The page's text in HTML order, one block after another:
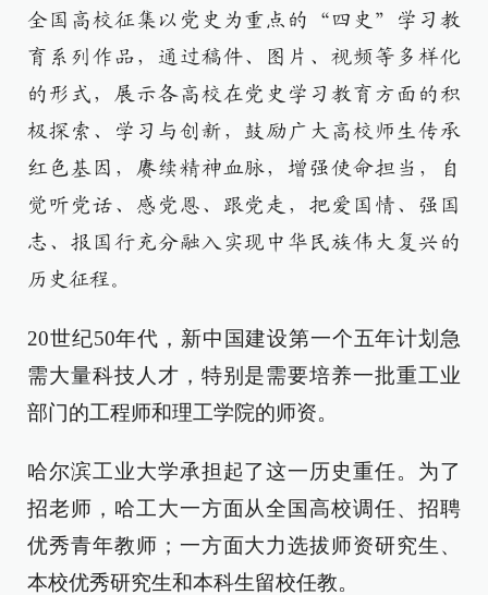
全国高校征集以党史为重点的“四史”学习教
育系列作品，通过稿件、图片、视频等多样化
的形式，展示各高校在党史学习教育方面的积
极探索、学习与创新，鼓励广大高校师生传承
红色基因，赓续精神血脉，增强使命担当，自
觉听党话、感党恩、跟党走，把爱国情、强国
志、报国行充分融入实现中华民族伟大复兴的
历史征程。
20世纪50年代，新中国建设第一个五年计划急
需大量科技人才，特别是需要培养一批重工业
部门的工程师和理工学院的师资。
哈尔滨工业大学承担起了这一历史重任。为了
招老师，哈工大一方面从全国高校调任、招聘
优秀青年教师；一方面大力选拔师资研究生、
本校优秀研究生和本科生留校任教。